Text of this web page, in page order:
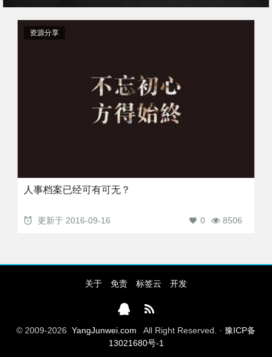
资源分享
人事档案已经可有可无？
更新于 2016-09-16 8506
0
关于 免责 标签云 开发
© 2009-2026 YangJunwei.com All Right Reserved. · 豫ICP备
13021680号-1